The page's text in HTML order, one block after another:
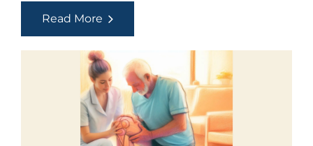
Read More Esclerosis
Múltiple
y
Fisioterapia